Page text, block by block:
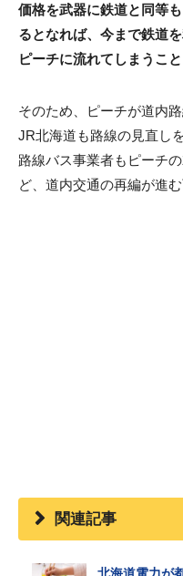
価格を武器に鉄道と同等
るとなれば、今まで鉄道
ピーチに流れてしまうこと
そのため、ピーチが道内
JR北海道も路線の見直し
路線バス事業者もピーチ
ど、道内交通の再編が進
関連記事
北海道電力が